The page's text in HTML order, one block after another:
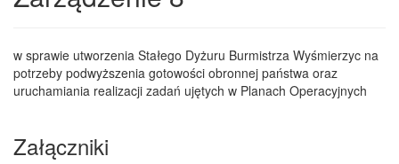
w sprawie utworzenia Stałego Dyżuru Burmistrza Wyśmierzyc na
potrzeby podwyższenia gotowości obronnej państwa oraz
uruchamiania realizacji zadań ujętych w Planach Operacyjnych
Załączniki